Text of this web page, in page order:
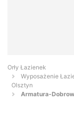
Orły Łazienek
Wyposażenie
Olsztyn
Armatura-